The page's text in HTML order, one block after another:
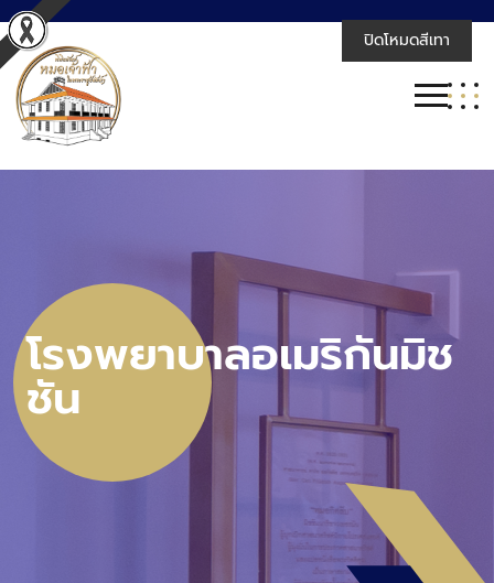
โรงพยาบาลอเมริกันมิช
ชัน
ปิดโหมดสีเทา